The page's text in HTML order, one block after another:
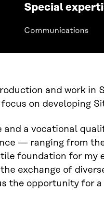
Special
Communications
and work in
on developing
a vocational
— ranging from
foundation for my
exchange of
the opportunity for